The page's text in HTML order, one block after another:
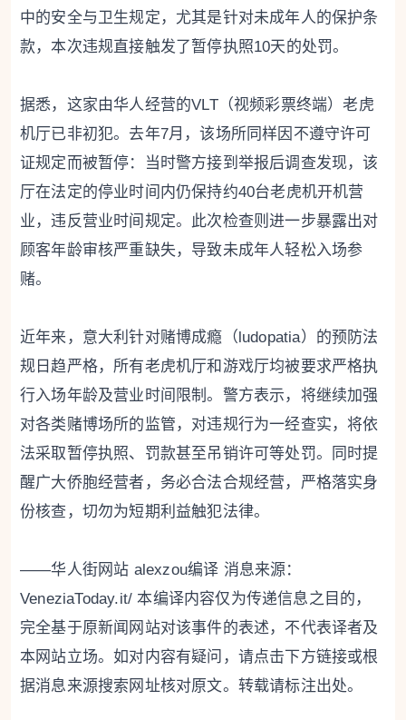
中的安全与卫生规定，尤其是针对未成年人的保护条
款，本次违规直接触发了暂停执照10天的处罚。
据悉，这家由华人经营的VLT（视频彩票终端）老虎
机厅已非初犯。去年7月，该场所同样因不遵守许可
证规定而被暂停：当时警方接到举报后调查发现，该
厅在法定的停业时间内仍保持约40台老虎机开机营
业，违反营业时间规定。此次检查则进一步暴露出对
顾客年龄审核严重缺失，导致未成年人轻松入场参
赌。
近年来，意大利针对赌博成瘾（ludopatia）的预防法
规日趋严格，所有老虎机厅和游戏厅均被要求严格执
行入场年龄及营业时间限制。警方表示，将继续加强
对各类赌博场所的监管，对违规行为一经查实，将依
法采取暂停执照、罚款甚至吊销许可等处罚。同时提
醒广大侨胞经营者，务必合法合规经营，严格落实身
份核查，切勿为短期利益触犯法律。
——华人街网站 alexzou编译 消息来源：
VeneziaToday.it/ 本编译内容仅为传递信息之目的，
完全基于原新闻网站对该事件的表述，不代表译者及
本网站立场。如对内容有疑问，请点击下方链接或根
据消息来源搜索网址核对原文。转载请标注出处。